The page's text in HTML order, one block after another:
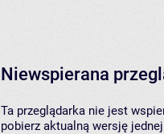
Niewspierana
Ta przeglądarka nie jest
pobierz aktualną wersję